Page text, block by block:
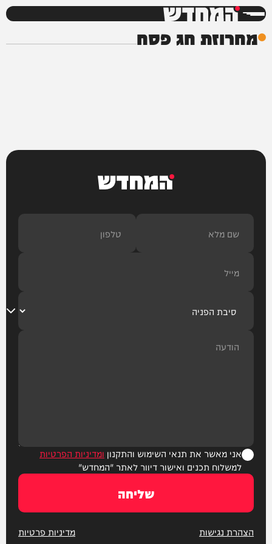
המחדש
מחרוזת חג פסח
המחדש
אני מאשר את תנאי השימוש והתקנון ומדיניות הפרטיות
למשלוח תכנים ואישור דיוור לאתר "המחדש"
שליחה
הצהרת נגישות מדיניות פרטיות